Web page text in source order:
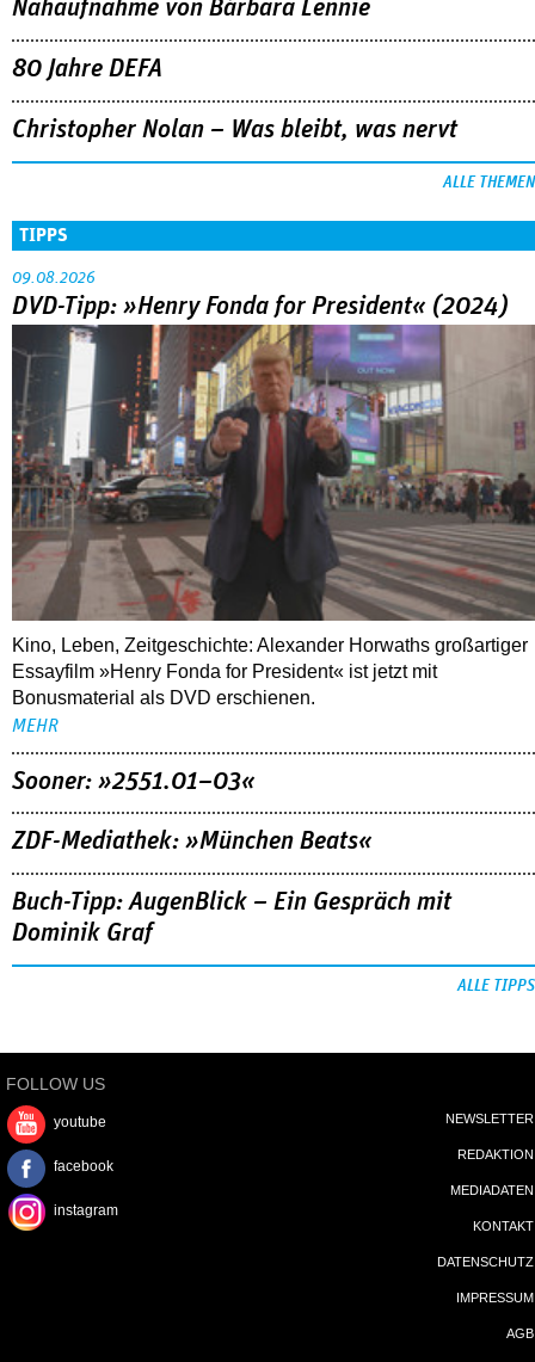
Nahaufnahme von Bárbara Lennie
80 Jahre DEFA
Christopher Nolan – Was bleibt, was nervt
ALLE THEMEN
TIPPS
09.08.2026
DVD-Tipp: »Henry Fonda for President« (2024)
Kino, Leben, Zeitgeschichte: Alexander Horwaths großartiger
Essayfilm »Henry Fonda for President« ist jetzt mit
Bonusmaterial als DVD erschienen.
MEHR
Sooner: »2551.01–03«
ZDF-Mediathek: »München Beats«
Buch-Tipp: AugenBlick – Ein Gespräch mit
Dominik Graf
ALLE TIPPS
FOLLOW US
youtube
facebook
instagram
NEWSLETTER
REDAKTION
MEDIADATEN
KONTAKT
DATENSCHUTZ
IMPRESSUM
AGB